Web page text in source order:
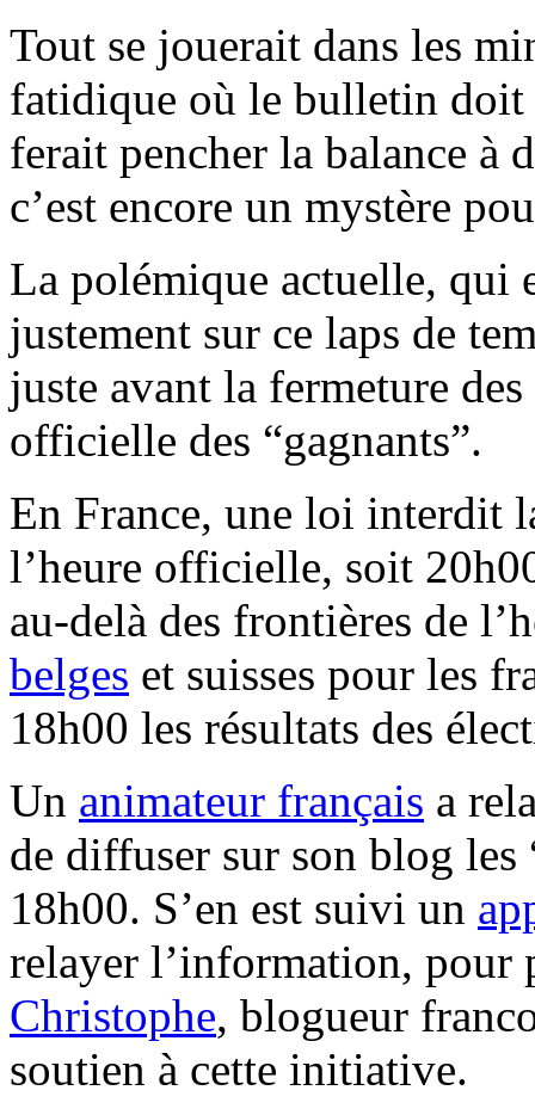
Tout se jouerait dans les
fatidique où le bulletin doit
ferait pencher la balance à
c’est encore un mystère
La polémique actuelle, qui
justement sur ce laps de
juste avant la fermeture
officielle des “gagnants”.
En France, une loi interdit
l’heure officielle, soit
au-delà des frontières de
belges et suisses pour les
18h00 les résultats des
Un animateur français a
de diffuser sur son blog les
18h00. S’en est suivi un
relayer l’information, pour
Christophe, blogueur
soutien à cette initiative.